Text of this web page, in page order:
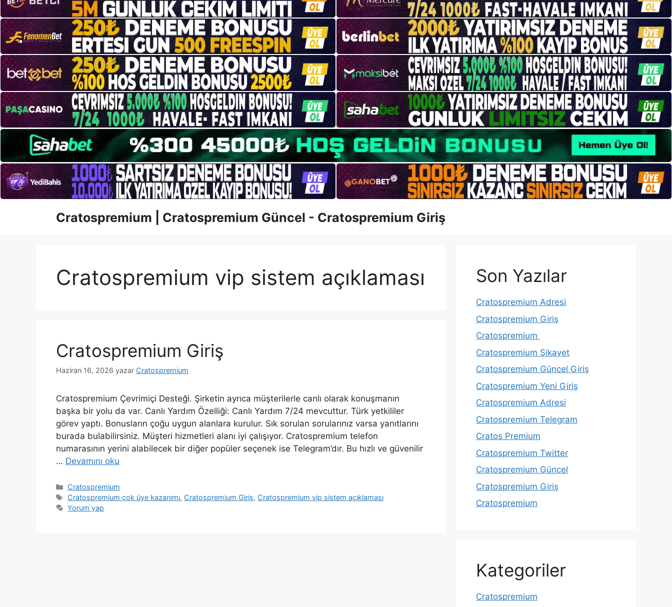
Cratospremium | Cratospremium Güncel - Cratospremium Giriş
Cratospremium vip sistem açıklaması
Cratospremium Giriş
Haziran 16, 2026 yazar Cratospremium
Cratospremium Çevrimiçi Desteği. Şirketin ayrıca müşterilerle canlı olarak konuşmanın
başka bir yolu da var. Canlı Yardım Özelliği: Canlı Yardım 7/24 mevcuttur. Türk yetkililer
görev yaptı. Bonusların çoğu uygun alanlara kurulur. Sık sorulan sorularınız varsa yanıtlarını
burada bulabilirsiniz. Müşteri hizmetleri alanı iyi çalışıyor. Cratospremium telefon
numarasının yerini alabilecek bir diğer popüler seçenek ise Telegram’dır. Bu hızlı ve güvenilir
… Devamını oku
Kategoriler
Cratospremium
Etiketler
Cratospremium çok üye kazanımı, Cratospremium Giriş, Cratospremium vip sistem açıklaması
Yorum yap
Son Yazılar
Cratospremium Adresi
Cratospremium Giriş
Cratospremium
Cratospremium Şikayet
Cratospremium Güncel Giriş
Cratospremium Yeni Giriş
Cratospremium Adresi
Cratospremium Telegram
Cratos Premium
Cratospremium Twitter
Cratospremium Güncel
Cratospremium Giriş
Cratospremium
Kategoriler
Cratospremium